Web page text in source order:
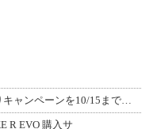
R EVO 購入サ